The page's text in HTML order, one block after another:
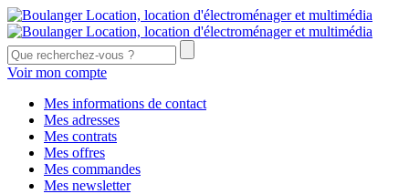
Voir mon compte
Mes informations de contact
Mes adresses
Mes contrats
Mes offres
Mes commandes
Mes newsletter